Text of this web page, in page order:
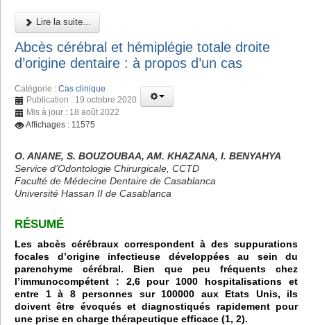
Lire la suite...
Abcès cérébral et hémiplégie totale droite
d’origine dentaire : à propos d’un cas
Catégorie : Cas clinique
Publication : 19 octobre 2020
Mis à jour : 18 août 2022
Affichages : 11575
O. ANANE, S. BOUZOUBAA, AM. KHAZANA, I. BENYAHYA
Service d’Odontologie Chirurgicale, CCTD
Faculté de Médecine Dentaire de Casablanca
Université Hassan II de Casablanca
RÉSUMÉ
Les abcès cérébraux correspondent à des suppurations
focales d’origine infectieuse développées au sein du
parenchyme cérébral. Bien que peu fréquents chez
l’immunocompétent : 2,6 pour 1000 hospitalisations et
entre 1 à 8 personnes sur 100000 aux Etats Unis, ils
doivent être évoqués et diagnostiqués rapidement pour
une prise en charge thérapeutique efficace (1, 2).